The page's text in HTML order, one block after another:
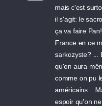
mais c'est
il s'agit: le
ça va faire
France en ce
sarkozyste? ...
qu'on aura
comme on pu
américains...
espoir qu'on